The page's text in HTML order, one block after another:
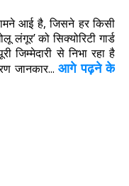
आई है, जिसने हर किसी
को सिक्योरिटी गार्ड
जिम्मेदारी से निभा रहा है
जानकार...आगे पढ़ने के